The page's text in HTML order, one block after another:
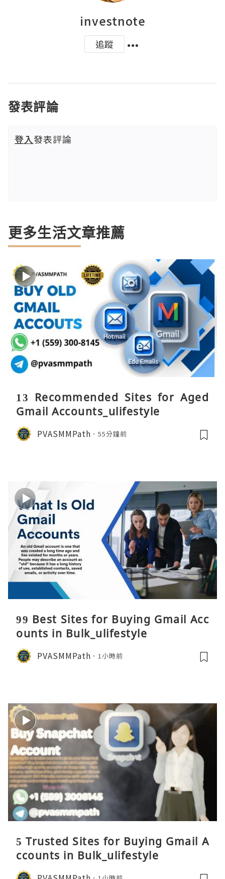
investnote
追蹤
發表評論
登入發表評論
更多生活文章推薦
13 Recommended Sites for Aged
Gmail Accounts_ulifestyle
PVASMMPath 55分鐘前
99 Best Sites for Buying Gmail Acc
ounts in Bulk_ulifestyle
PVASMMPath 1小時前
5 Trusted Sites for Buying Gmail A
ccounts in Bulk_ulifestyle